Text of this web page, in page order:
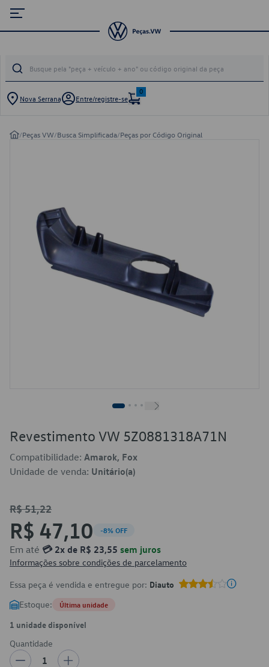
Nova Serrana Entre/registre-se
0
/Peças VW/Busca Simplificada/Peças por Código Original
Revestimento VW 5Z0881318A71N
Compatibilidade: Amarok, Fox
Unidade de venda: Unitário(a)
R$ 51,22
R$ 47,10 -8% OFF
Em até 💳 2x de R$ 23,55 sem juros
Informações sobre condições de parcelamento
Essa peça é vendida e entregue por: Diauto
Estoque: Última unidade
1 unidade disponível
Quantidade
1